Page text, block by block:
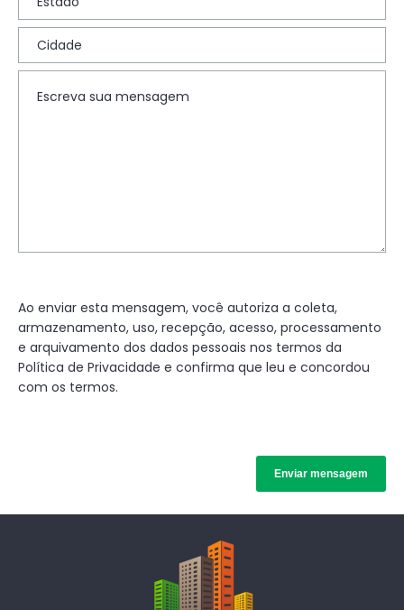
Ao enviar esta mensagem, você autoriza a coleta,
armazenamento, uso, recepção, acesso, processamento
e arquivamento dos dados pessoais nos termos da
Política de Privacidade e confirma que leu e concordou
com os termos.